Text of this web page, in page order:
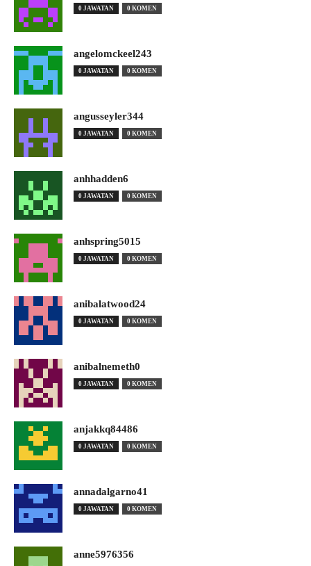
0 JAWATAN 0 KOMEN
angelomckeel243
0 JAWATAN 0 KOMEN
angusseyler344
0 JAWATAN 0 KOMEN
anhhadden6
0 JAWATAN 0 KOMEN
anhspring5015
0 JAWATAN 0 KOMEN
anibalatwood24
0 JAWATAN 0 KOMEN
anibalnemeth0
0 JAWATAN 0 KOMEN
anjakkq84486
0 JAWATAN 0 KOMEN
annadalgarno41
0 JAWATAN 0 KOMEN
anne5976356